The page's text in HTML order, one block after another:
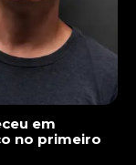
em
no primeiro